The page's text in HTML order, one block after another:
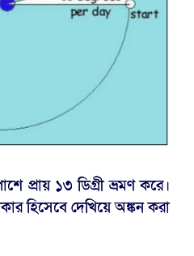
প্রায় ১৩ ডিগ্রী ভ্রমণ করে।
হিসেবে দেখিয়ে অঙ্কন করা